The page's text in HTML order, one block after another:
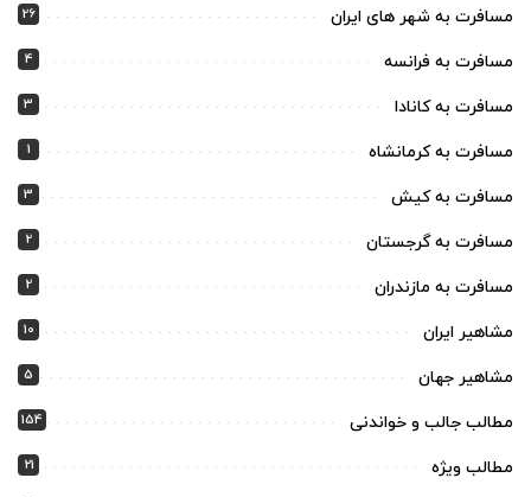
مسافرت به شهر های ایران 26
مسافرت به فرانسه 4
مسافرت به کانادا 3
مسافرت به کرمانشاه 1
مسافرت به کیش 3
مسافرت به گرجستان 2
مسافرت به مازندران 2
مشاهیر ایران 10
مشاهیر جهان 5
مطالب جالب و خواندنی 154
مطالب ویژه 21